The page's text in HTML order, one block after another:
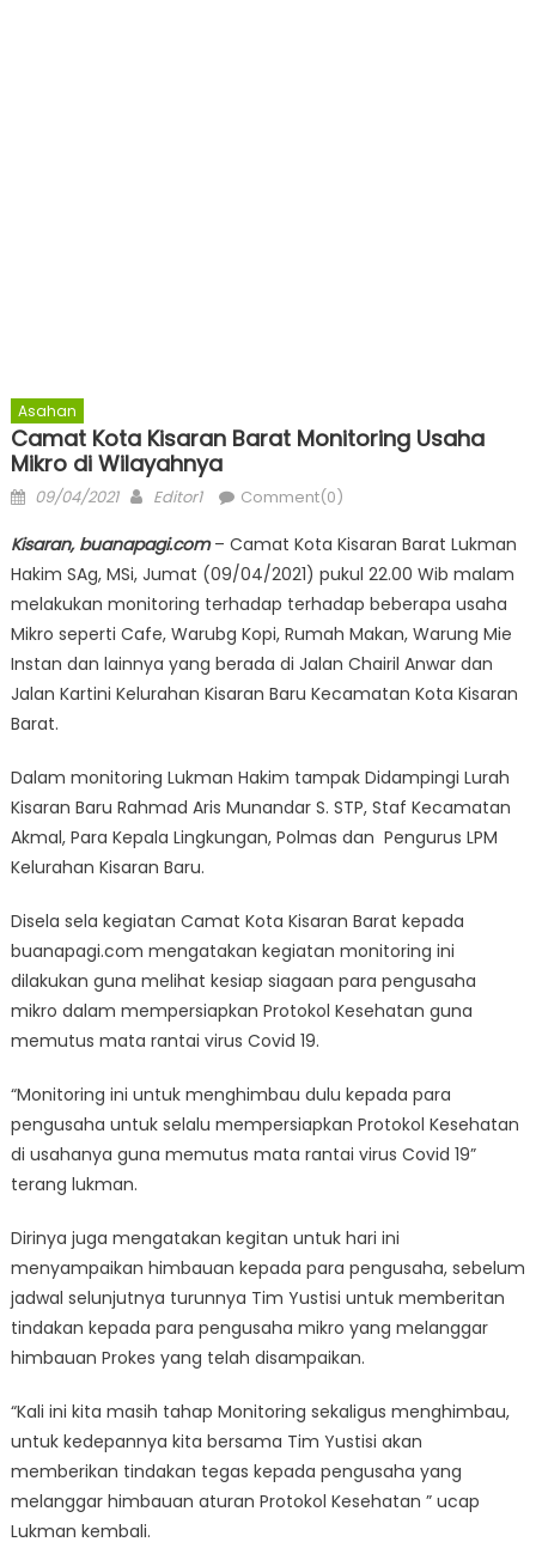
Asahan
Camat Kota Kisaran Barat Monitoring Usaha
Mikro di Wilayahnya
Posted
09/04/2021 Author
Editor1 Comment(0)
Kisaran, buanapagi.com– Camat Kota Kisaran Barat Lukman
Hakim SAg, MSi, Jumat (09/04/2021) pukul 22.00 Wib malam
melakukan monitoring terhadap terhadap beberapa usaha
Mikro seperti Cafe, Warubg Kopi, Rumah Makan, Warung Mie
Instan dan lainnya yang berada di Jalan Chairil Anwar dan
Jalan Kartini Kelurahan Kisaran Baru Kecamatan Kota Kisaran
Barat.
Dalam monitoring Lukman Hakim tampak Didampingi Lurah
Kisaran Baru Rahmad Aris Munandar S. STP, Staf Kecamatan
Akmal, Para Kepala Lingkungan, Polmas dan Pengurus LPM
Kelurahan Kisaran Baru.
Disela sela kegiatan Camat Kota Kisaran Barat kepada
buanapagi.com mengatakan kegiatan monitoring ini
dilakukan guna melihat kesiap siagaan para pengusaha
mikro dalam mempersiapkan Protokol Kesehatan guna
memutus mata rantai virus Covid 19.
“Monitoring ini untuk menghimbau dulu kepada para
pengusaha untuk selalu mempersiapkan Protokol Kesehatan
di usahanya guna memutus mata rantai virus Covid 19”
terang lukman.
Dirinya juga mengatakan kegitan untuk hari ini
menyampaikan himbauan kepada para pengusaha, sebelum
jadwal selunjutnya turunnya Tim Yustisi untuk memberitan
tindakan kepada para pengusaha mikro yang melanggar
himbauan Prokes yang telah disampaikan.
“Kali ini kita masih tahap Monitoring sekaligus menghimbau,
untuk kedepannya kita bersama Tim Yustisi akan
memberikan tindakan tegas kepada pengusaha yang
melanggar himbauan aturan Protokol Kesehatan ” ucap
Lukman kembali.